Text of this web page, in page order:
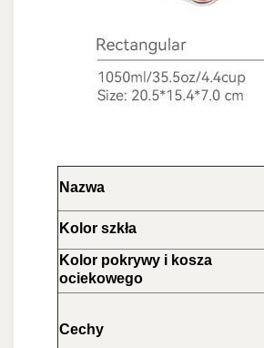
Nazwa
Kolor szkła
Kolor pokrywy i kosza
ociekowego
Cechy